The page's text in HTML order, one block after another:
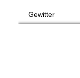
Gewitter